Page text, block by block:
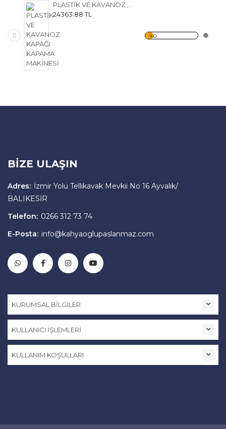
8
24363.88 TL
%0
BİZE ULAŞIN
Adres: İzmir Yolu Tellikavak Mevkii No 16 Ayvalık/
BALIKESİR
Telefon: 0266 312 73 74
E-Posta: info@kahyaoglupaslanmaz.com
KURUMSAL BİLGİLER
KULLANICI İŞLEMLERİ
KULLANIM KOŞULLARI